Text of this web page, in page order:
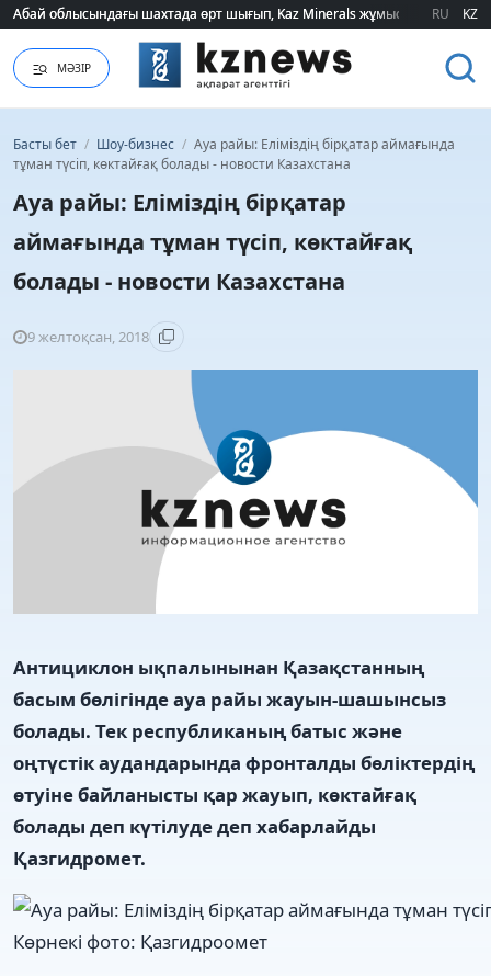
Абай облысындағы шахтада өрт шығып, Kaz Minerals жұмысшылары
Абай облысындағы шахтада өрт шығып, Kaz Minerals жұмысшылары
RU KZ
МӘЗІР
Басты бет / Шоу-бизнес / Ауа райы: Еліміздің бірқатар аймағында
тұман түсіп, көктайғақ болады - новости Казахстана
Ауа райы: Еліміздің бірқатар
аймағында тұман түсіп, көктайғақ
болады - новости Казахстана
9 желтоқсан, 2018
Антициклон ықпалынынан Қазақстанның
басым бөлігінде ауа райы жауын-шашынсыз
болады. Тек республиканың батыс және
оңтүстік аудандарында фронталды бөліктердің
өтуіне байланысты қар жауып, көктайғақ
болады деп күтілуде деп хабарлайды
Қазгидромет.
Көрнекі фото: Қазгидроомет